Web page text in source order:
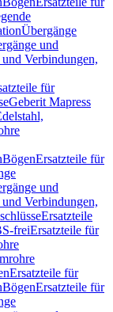
Übergänge
und
Verbindungen,
für
Geberit Mapress
BögenErsatzteile für
und
Verbindungen,
Ersatzteile
freiErsatzteile für
Ersatzteile für
BögenErsatzteile für